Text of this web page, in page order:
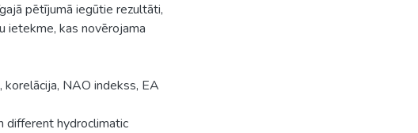
pētījumā iegūtie rezultāti,
ietekme, kas novērojama
NAO indekss, EA
different hydroclimatic